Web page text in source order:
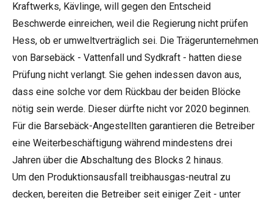
Kraftwerks, Kävlinge, will gegen den Entscheid
Beschwerde einreichen, weil die Regierung nicht prüfen
Hess, ob er umweltverträglich sei. Die Trägerunternehmen
von Barsebäck - Vattenfall und Sydkraft - hatten diese
Prüfung nicht verlangt. Sie gehen indessen davon aus,
dass eine solche vor dem Rückbau der beiden Blöcke
nötig sein werde. Dieser dürfte nicht vor 2020 beginnen.
Für die Barsebäck-Angestellten garantieren die Betreiber
eine Weiterbeschäftigung während mindestens drei
Jahren über die Abschaltung des Blocks 2 hinaus.
Um den Produktionsausfall treibhausgas-neutral zu
decken, bereiten die Betreiber seit einiger Zeit - unter